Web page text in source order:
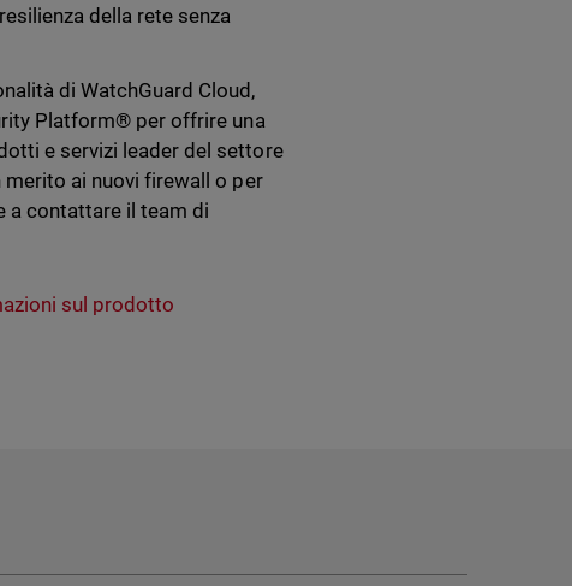
della rete senza
di WatchGuard Cloud,
Platform® per offrire una
e servizi leader del settore
ai nuovi firewall o per
a contattare il team di
sul prodotto